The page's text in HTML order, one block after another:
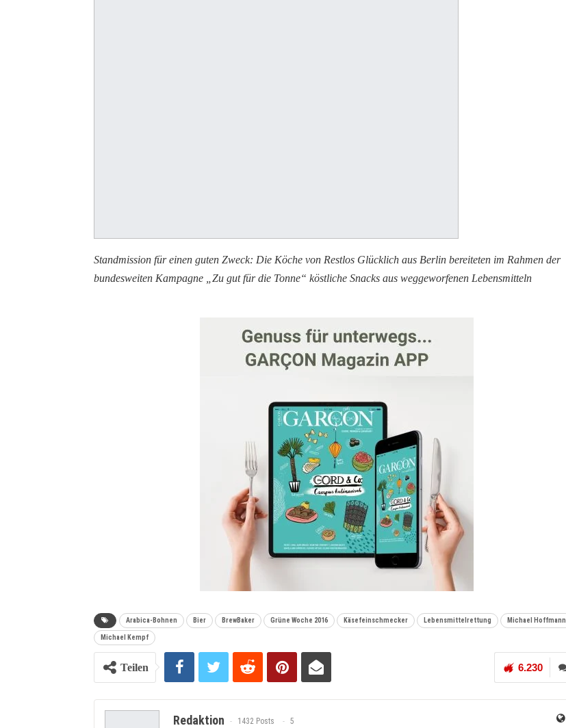
Standmission für einen guten Zweck: Die Köche von Restlos Glücklich aus Berlin bereiteten im Rahmen der
bundesweiten Kampagne „Zu gut für die Tonne“ köstliche Snacks aus weggeworfenen Lebensmitteln
Arabica-Bohnen Bier BrewBaker Grüne Woche 2016 Käsefeinschmecker Lebensmittelrettung Michael Hoffmann
Michael Kempf
6.230
Teilen
Redaktion 1432 Posts 5